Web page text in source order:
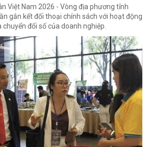
Việt Nam 2026 - Vòng địa phương tỉnh
gắn kết đối thoại chính sách với hoạt động
đổi số của doanh nghiệp.